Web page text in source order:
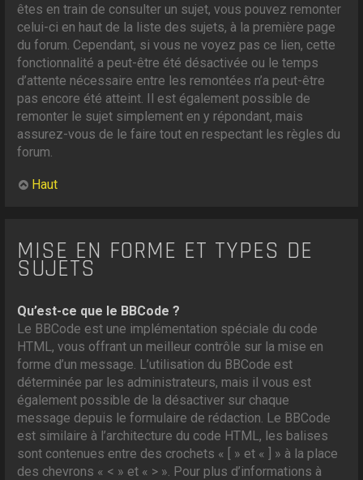
êtes en train de consulter un sujet, vous pouvez remonter
celui-ci en haut de la liste des sujets, à la première page
du forum. Cependant, si vous ne voyez pas ce lien, cette
fonctionnalité a peut-être été désactivée ou le temps
d’attente nécessaire entre les remontées n’a peut-être
pas encore été atteint. Il est également possible de
remonter le sujet simplement en y répondant, mais
assurez-vous de le faire tout en respectant les règles du
forum.
Haut
MISE EN FORME ET TYPES DE
SUJETS
Qu’est-ce que le BBCode ?
Le BBCode est une implémentation spéciale du code
HTML, vous offrant un meilleur contrôle sur la mise en
forme d’un message. L’utilisation du BBCode est
déterminée par les administrateurs, mais il vous est
également possible de la désactiver sur chaque
message depuis le formulaire de rédaction. Le BBCode
est similaire à l’architecture du code HTML, les balises
sont contenues entre des crochets « [ » et « ] » à la place
des chevrons « < » et « > ». Pour plus d’informations à